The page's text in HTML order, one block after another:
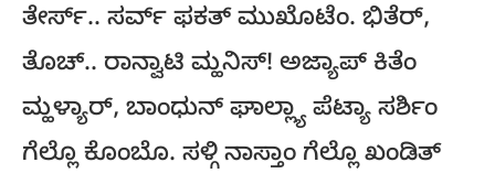
ತೇರ್ಸ್.. ಸರ್ವ್ ಫಕತ್ ಮುಖೊಟೆಂ. ಭಿತೆರ್,
ತೊಚ್.. ರಾನ್ವಾಟಿ ಮ್ಹನಿಸ್! ಅಜ್ಯಾಪ್ ಕಿತೆಂ
ಮ್ಹಳ್ಯಾರ್, ಬಾಂಧುನ್ ಘಾಲ್ಲ್ಯಾ ಪೆಟ್ಯಾ ಸರ್ಶಿಂ
ಗೆಲ್ಲೊ ಕೊಂಬೊ. ಸಳ್ಗಿ ನಾಸ್ತಾಂ ಗೆಲ್ಲೊ ಖಂಡಿತ್